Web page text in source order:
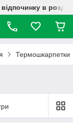
в
Термошкарпетки